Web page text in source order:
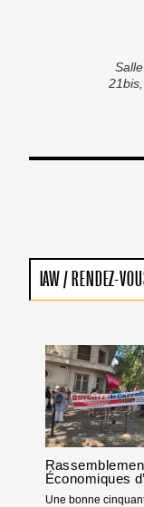
IAW/ RENDEZ-
Économiques
Une bonne